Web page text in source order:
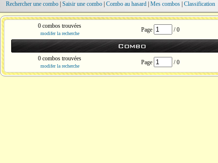
Rechercher une combo| Saisir une combo| Combo au hasard| Mes combos| Classification
0 combos trouvées
modifer la recherche
Page / 0
Combo
0 combos trouvées
modifer la recherche
Page / 0